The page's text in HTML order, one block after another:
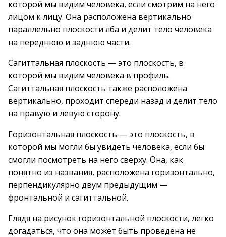
которой мы видим человека, если смотрим на него
лицом к лицу. Она расположена вертикально
параллельно плоскости лба и делит тело человека
на переднюю и заднюю части.
Сагиттальная плоскость — это плоскость, в
которой мы видим человека в профиль.
Сагиттальная плоскость также расположена
вертикально, проходит спереди назад и делит тело
на правую и левую сторону.
Горизонтальная плоскость — это плоскость, в
которой мы могли бы увидеть человека, если бы
смогли посмотреть на него сверху. Она, как
понятно из названия, расположена горизонтально,
перпендикулярно двум предыдущим —
фронтальной и сагиттальной.
Глядя на рисунок горизонтальной плоскости, легко
догадаться, что она может быть проведена не